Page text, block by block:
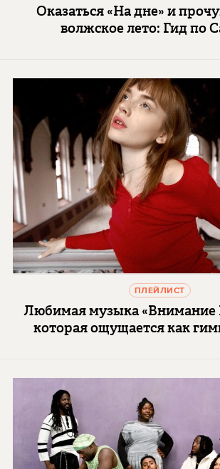
Оказаться «На дне» и
волжское лето: Гид по
ПЛЕЙЛИСТ
Любимая музыка «Внимание
которая ощущается как